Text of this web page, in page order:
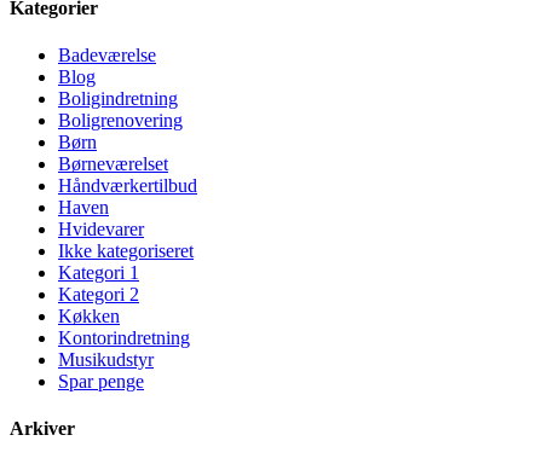
Kategorier
Badeværelse
Blog
Boligindretning
Boligrenovering
Børn
Børneværelset
Håndværkertilbud
Haven
Hvidevarer
Ikke kategoriseret
Kategori 1
Kategori 2
Køkken
Kontorindretning
Musikudstyr
Spar penge
Arkiver